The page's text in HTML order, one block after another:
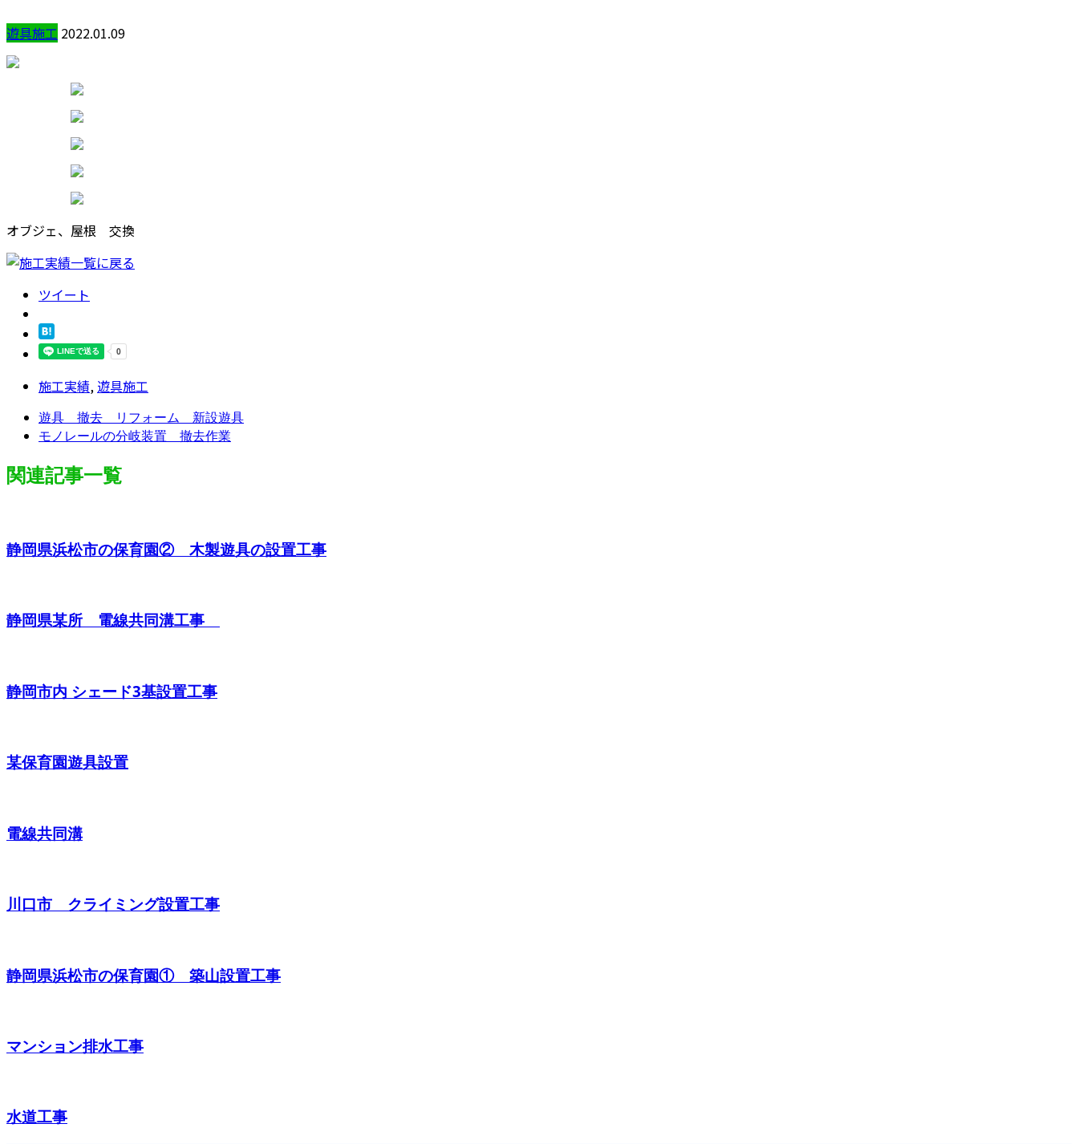
遊具施工 2022.01.09
オブジェ、屋根 交換
ツイート
施工実績, 遊具施工
遊具 撤去 リフォーム 新設遊具
モノレールの分岐装置 撤去作業
関連記事一覧
静岡県浜松市の保育園② 木製遊具の設置工事
静岡県某所 電線共同溝工事
静岡市内 シェード3基設置工事
某保育園遊具設置
電線共同溝
川口市 クライミング設置工事
静岡県浜松市の保育園① 築山設置工事
マンション排水工事
水道工事